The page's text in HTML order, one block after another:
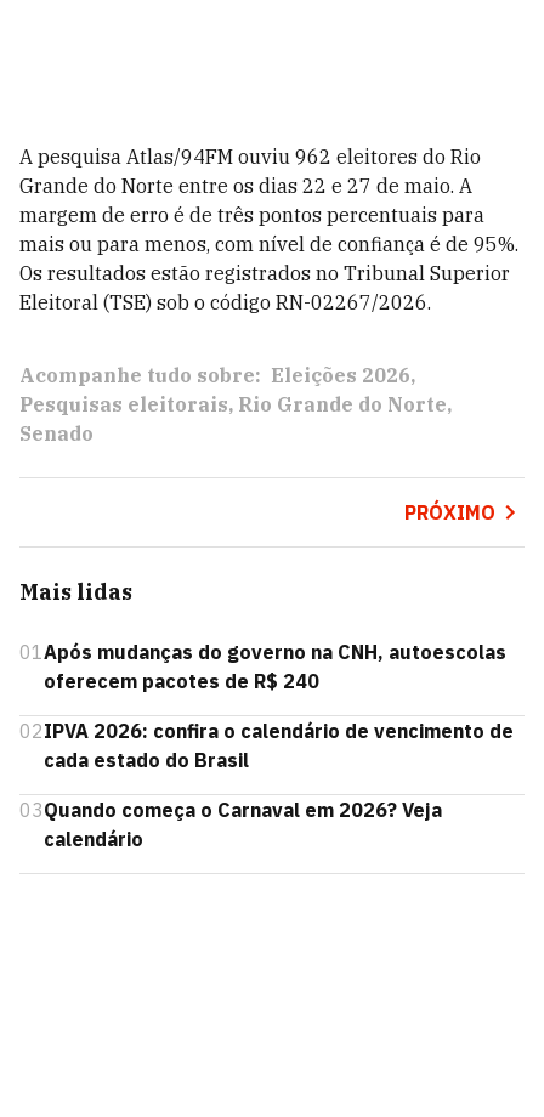
A pesquisa Atlas/94FM ouviu 962 eleitores do Rio
Grande do Norte entre os dias 22 e 27 de maio. A
margem de erro é de três pontos percentuais para
mais ou para menos, com nível de confiança é de 95%.
Os resultados estão registrados no Tribunal Superior
Eleitoral (TSE) sob o código RN-02267/2026.
Acompanhe tudo sobre: Eleições 2026
Pesquisas eleitorais Rio Grande do Norte
Senado
PRÓXIMO
Mais lidas
01Após mudanças do governo na CNH, autoescolas
oferecem pacotes de R$ 240
02IPVA 2026: confira o calendário de vencimento de
cada estado do Brasil
03Quando começa o Carnaval em 2026? Veja
calendário